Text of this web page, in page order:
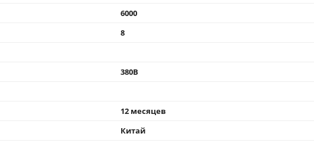
6000
8
380В
12 месяцев
Китай